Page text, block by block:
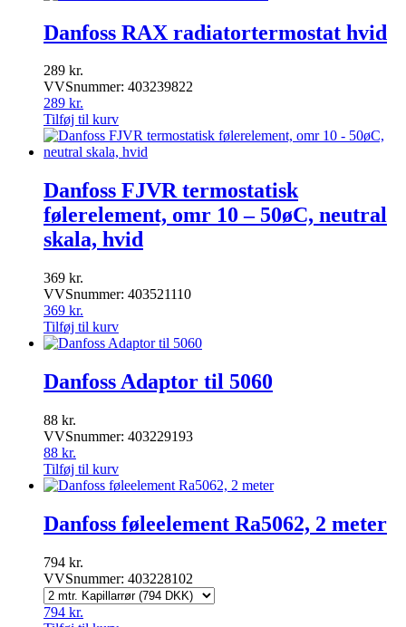
Danfoss RAX radiatortermostat hvid
289 kr.
VVSnummer: 403239822
289 kr.
Tilføj til kurv
Danfoss FJVR termostatisk
følerelement, omr 10 – 50øC, neutral
skala, hvid
369 kr.
VVSnummer: 403521110
369 kr.
Tilføj til kurv
Danfoss Adaptor til 5060
88 kr.
VVSnummer: 403229193
88 kr.
Tilføj til kurv
Danfoss føleelement Ra5062, 2 meter
794 kr.
VVSnummer: 403228102
794 kr.